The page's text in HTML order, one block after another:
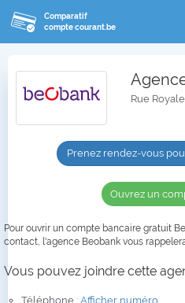
Comparatif
compte courant.be
Rue
Prenez rendez-vous
Ouvrez un
Pour ouvrir un compte bancaire gratuit
contact, l'agence Beobank vous
Vous pouvez joindre cette
Téléphone : Afficher numéro